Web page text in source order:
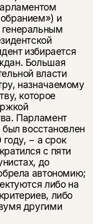
и
избирается
Большая
власти
назначаемому
которое
Парламент
восстановлен
− а срок
с пяти
до
автономию;
либо на
либо
другими